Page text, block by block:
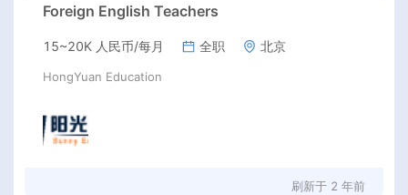
Foreign English Teachers
15~20K 人民币/每月 全职 北京
HongYuan Education
刷新于 2 年前